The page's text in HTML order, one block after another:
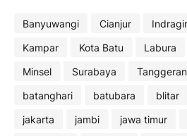
Banyuwangi Cianjur
Kampar
Kota Batu Labura
Minsel
Surabaya
batanghari
batubara blitar
jakarta
jambi jawa timur